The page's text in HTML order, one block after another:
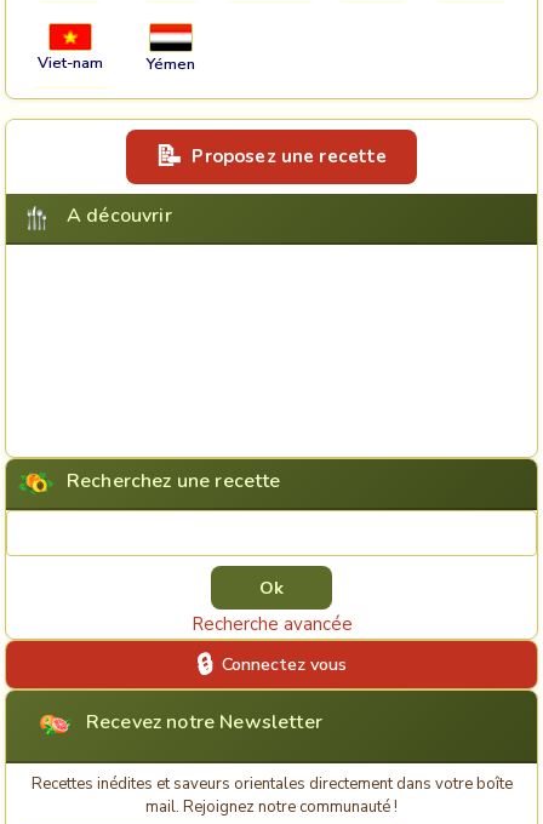
Viet-nam Yémen
Proposez une recette
A découvrir
Recherchez une recette
Recherche avancée
Connectez vous
Recevez notre Newsletter
Recettes inédites et saveurs orientales directement dans votre boîte
mail. Rejoignez notre communauté !